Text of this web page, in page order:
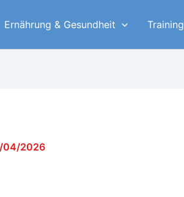
Ernährung & Gesundheit Training
04/2026